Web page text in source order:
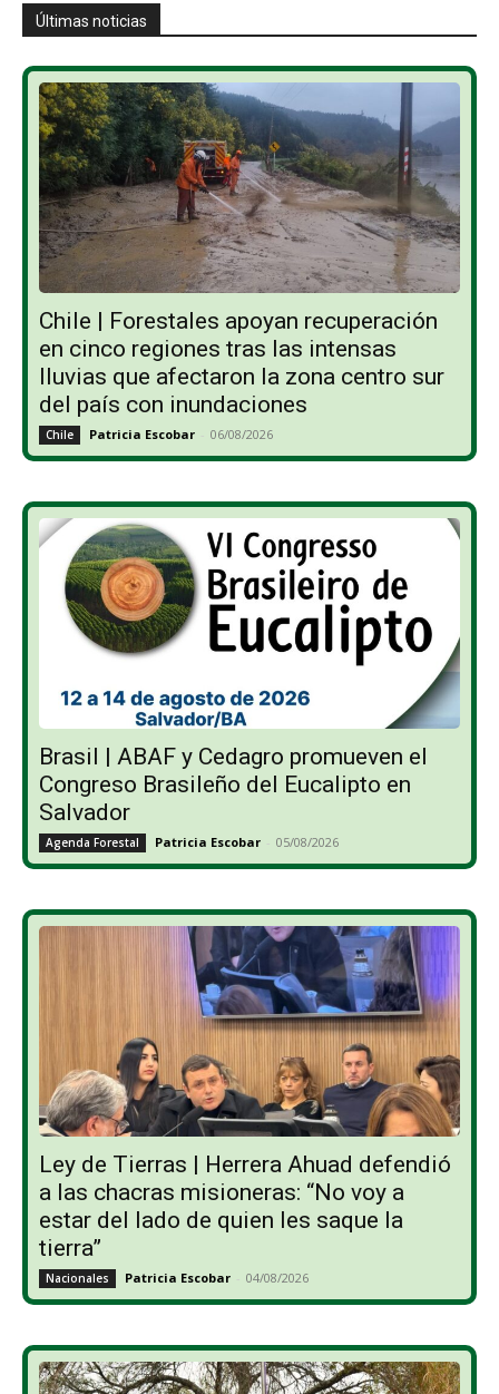
Últimas noticias
Chile | Forestales apoyan recuperación
en cinco regiones tras las intensas
lluvias que afectaron la zona centro sur
del país con inundaciones
Chile Patricia Escobar - 06/08/2026
Brasil | ABAF y Cedagro promueven el
Congreso Brasileño del Eucalipto en
Salvador
Agenda Forestal Patricia Escobar - 05/08/2026
Ley de Tierras | Herrera Ahuad defendió
a las chacras misioneras: “No voy a
estar del lado de quien les saque la
tierra”
Nacionales Patricia Escobar - 04/08/2026